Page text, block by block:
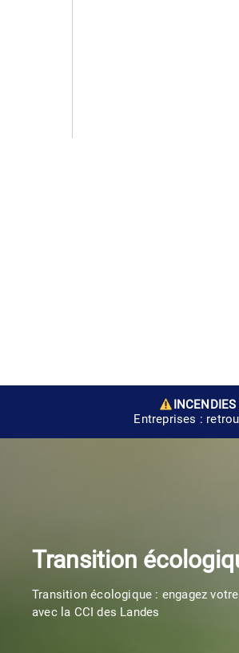
INCENDIES
Entreprises :
Transition
Transition écologique : engagez
avec la CCI des Landes